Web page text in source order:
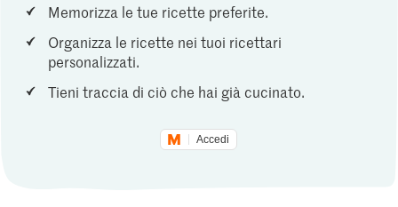
Memorizza le tue ricette preferite.
Organizza le ricette nei tuoi ricettari
personalizzati.
Tieni traccia di ciò che hai già cucinato.
Accedi